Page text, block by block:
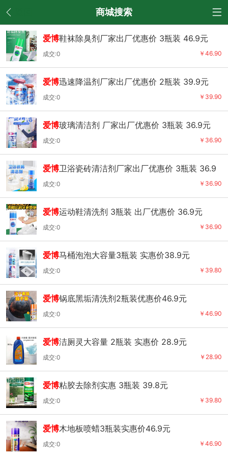
商城搜索
爱博鞋袜除臭剂厂家出厂优惠价 3瓶装 46.9元
￥46.90
成交:0
爱博迅速降温剂厂家出厂优惠价 2瓶装 39.9元
￥39.90
成交:0
爱博玻璃清洁剂 厂家出厂优惠价 3瓶装 36.9元
￥36.90
成交:0
爱博卫浴瓷砖清洁剂厂家出厂优惠价 3瓶装 36.9
元
￥36.90
成交:0
爱博运动鞋清洗剂 3瓶装 出厂优惠价 36.9元
￥36.90
成交:0
爱博马桶泡泡大容量3瓶装 实惠价38.9元
￥39.80
成交:0
爱博锅底黑垢清洗剂2瓶装优惠价46.9元
￥46.90
成交:0
爱博洁厕灵大容量 2瓶装 实惠价 28.9元
￥28.90
成交:0
爱博粘胶去除剂实惠 3瓶装 39.8元
￥39.80
成交:0
爱博木地板喷蜡3瓶装实惠价46.9元
￥46.90
成交:0